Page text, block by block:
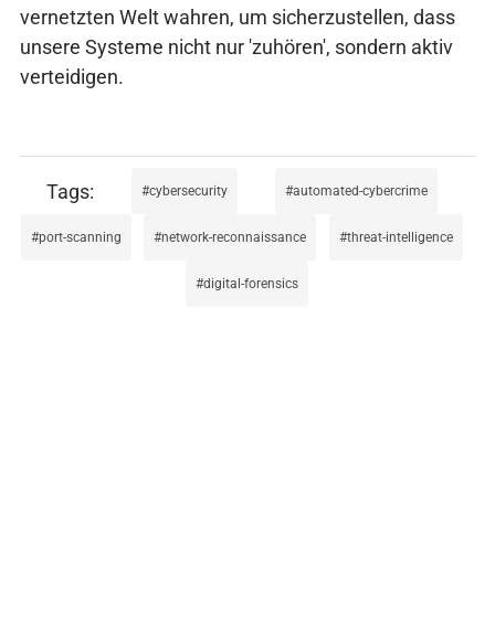
vernetzten Welt wahren, um sicherzustellen, dass
unsere Systeme nicht nur 'zuhören', sondern aktiv
verteidigen.
cybersecurity automated-cybercrime
port-scanning network-reconnaissance threat-intelligence
digital-forensics